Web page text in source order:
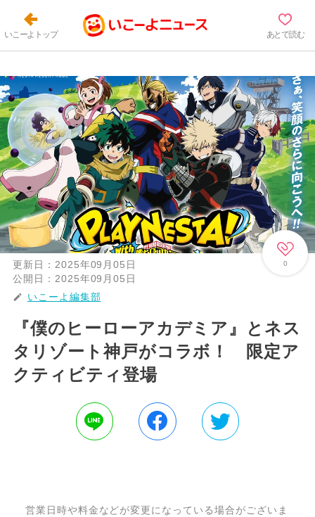
いこーよトップ あとで読む
0
更新日： 2025年09月05日
公開日： 2025年09月05日
いこーよ編集部
『僕のヒーローアカデミア』とネス
タリゾート神戸がコラボ！ 限定ア
クティビティ登場
営業日時や料金などが変更になっている場合がございま